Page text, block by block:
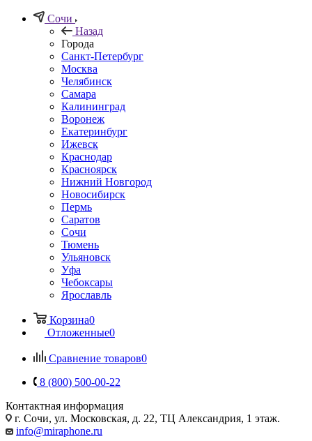
Сочи
Назад
Города
Санкт-Петербург
Москва
Челябинск
Самара
Калининград
Воронеж
Екатеринбург
Ижевск
Краснодар
Красноярск
Нижний Новгород
Новосибирск
Пермь
Саратов
Сочи
Тюмень
Ульяновск
Уфа
Чебоксары
Ярославль
Корзина0
Отложенные0
Сравнение товаров0
8 (800) 500-00-22
Контактная информация
г. Сочи, ул. Московская, д. 22, ТЦ Александрия, 1 этаж.
info@miraphone.ru